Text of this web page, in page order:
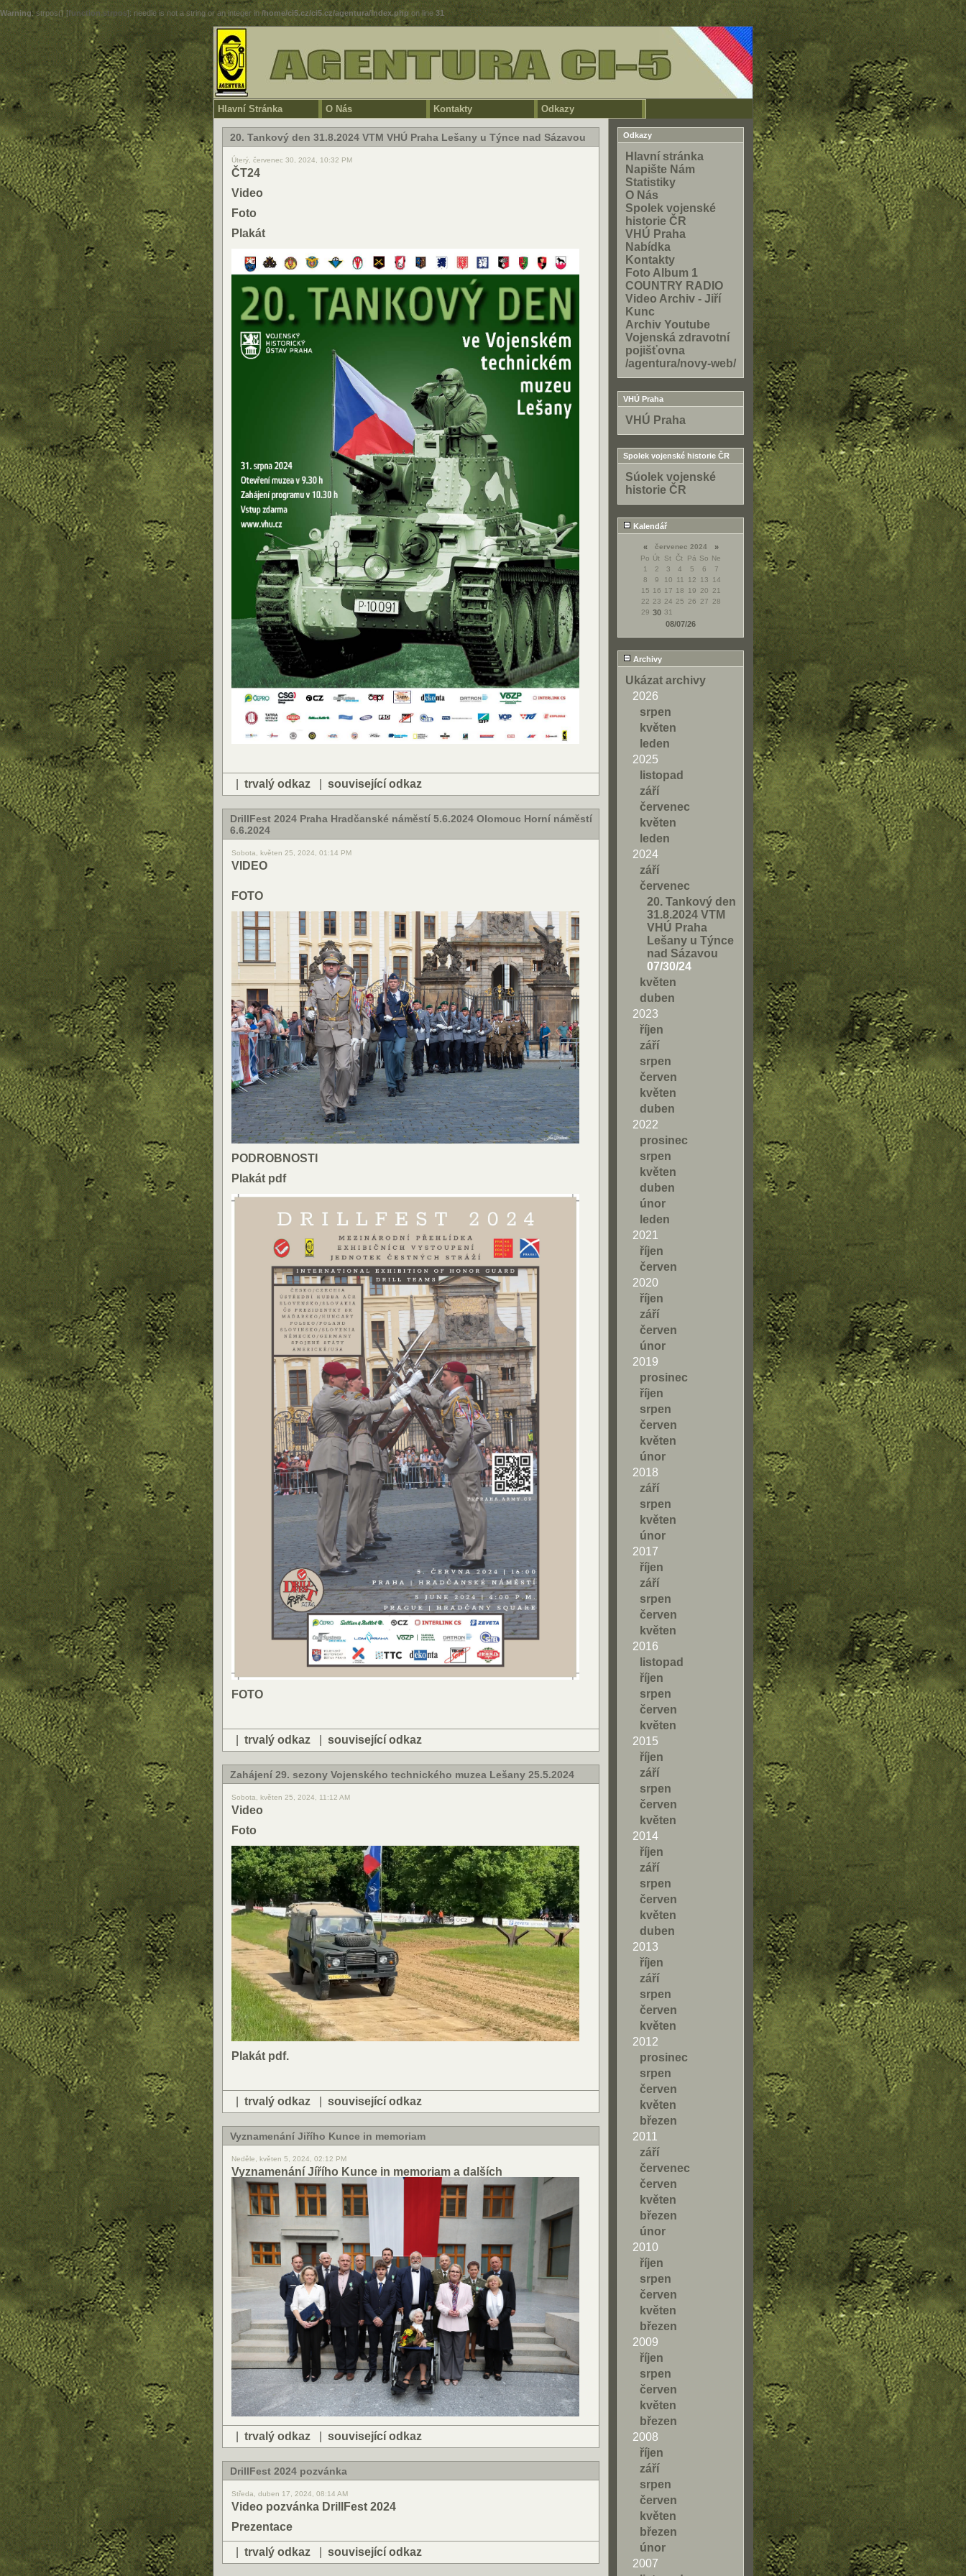
Warning: strpos() [function.strpos]: needle is not a string or an integer in/home/ci5.cz/ci5.cz/agentura/index.php on line31
Hlavní Stránka O Nás Kontakty Odkazy
20. Tankový den 31.8.2024 VTM VHÚ Praha Lešany u Týnce nad Sázavou
Úterý, červenec 30, 2024, 10:32 PM
ČT24
Video
Foto
Plakát
trvalý odkaz související odkaz
DrillFest 2024 Praha Hradčanské náměstí 5.6.2024 Olomouc Horní náměstí
6.6.2024
Sobota, květen 25, 2024, 01:14 PM
VIDEO
FOTO
PODROBNOSTI
Plakát pdf
FOTO
trvalý odkaz související odkaz
Zahájení 29. sezony Vojenského technického muzea Lešany 25.5.2024
Sobota, květen 25, 2024, 11:12 AM
Video
Foto
Plakát pdf.
trvalý odkaz související odkaz
Vyznamenání Jiřího Kunce in memoriam
Neděle, květen 5, 2024, 02:12 PM
Vyznamenání Jířího Kunce in memoriam a dalších
trvalý odkaz související odkaz
DrillFest 2024 pozvánka
Středa, duben 17, 2024, 08:14 AM
Video pozvánka DrillFest 2024
Prezentace
trvalý odkaz související odkaz
Odkazy
Hlavní stránka
Napište Nám
Statistiky
O Nás
Spolek vojenské
historie ČR
VHÚ Praha
Nabídka
Kontakty
Foto Album 1
COUNTRY RADIO
Video Archiv - Jiří
Kunc
Archiv Youtube
Vojenská zdravotní
pojišťovna
/agentura/novy-web/
VHÚ Praha
VHÚ Praha
Spolek vojenské historie ČR
Súolek vojenské
historie ČR
Kalendář
« červenec 2024 »
Po Út St Čt Pá So Ne
1
2 3 4 5 6
7
8
9 10 11 12 13
14
15 16 17 18 19 20
21
22 23 24 25 26 27
28
29 30 31
08/07/26
Archivy
Ukázat archivy
2026
srpen
květen
leden
2025
listopad
září
červenec
květen
leden
2024
září
červenec
20. Tankový den
31.8.2024 VTM
VHÚ Praha
Lešany u Týnce
nad Sázavou
07/30/24
květen
duben
2023
říjen
září
srpen
červen
květen
duben
2022
prosinec
srpen
květen
duben
únor
leden
2021
říjen
červen
2020
říjen
září
červen
únor
2019
prosinec
říjen
srpen
červen
květen
únor
2018
září
srpen
květen
únor
2017
říjen
září
srpen
červen
květen
2016
listopad
říjen
srpen
červen
květen
2015
říjen
září
srpen
červen
květen
2014
říjen
září
srpen
červen
květen
duben
2013
říjen
září
srpen
červen
květen
2012
prosinec
srpen
červen
květen
březen
2011
září
červenec
červen
květen
březen
únor
2010
říjen
srpen
červen
květen
březen
2009
říjen
srpen
červen
květen
březen
2008
říjen
září
srpen
červen
květen
březen
únor
2007